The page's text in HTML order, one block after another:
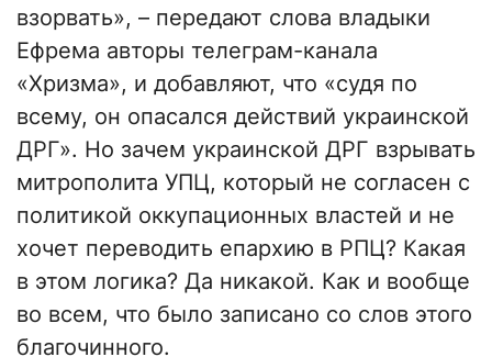
взорвать», – передают слова владыки
Ефрема авторы телеграм-канала
«Хризма», и добавляют, что «судя по
всему, он опасался действий украинской
ДРГ». Но зачем украинской ДРГ взрывать
митрополита УПЦ, который не согласен с
политикой оккупационных властей и не
хочет переводить епархию в РПЦ? Какая
в этом логика? Да никакой. Как и вообще
во всем, что было записано со слов этого
благочинного.